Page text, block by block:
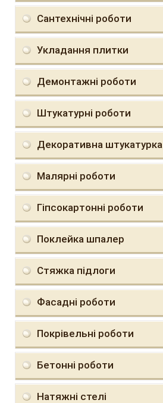
Сантехнічні роботи
Укладання плитки
Демонтажні роботи
Штукатурні роботи
Декоративна штукатурка
Малярні роботи
Гіпсокартонні роботи
Поклейка шпалер
Стяжка підлоги
Фасадні роботи
Покрівельні роботи
Бетонні роботи
Натяжні стелі